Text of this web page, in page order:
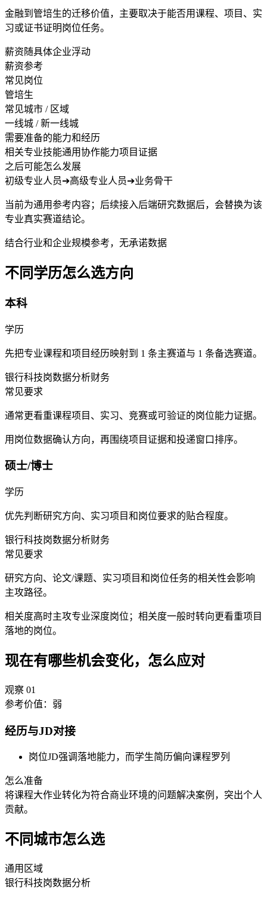
金融到管培生的迁移价值，主要取决于能否用课程、项目、实
习或证书证明岗位任务。
薪资随具体企业浮动
薪资参考
常见岗位
管培生
常见城市 / 区域
一线城 / 新一线城
需要准备的能力和经历
相关专业技能通用协作能力项目证据
之后可能怎么发展
初级专业人员➔高级专业人员➔业务骨干
当前为通用参考内容；后续接入后端研究数据后，会替换为该
专业真实赛道结论。
结合行业和企业规模参考，无承诺数据
不同学历怎么选方向
本科
学历
先把专业课程和项目经历映射到 1 条主赛道与 1 条备选赛道。
银行科技岗数据分析财务
常见要求
通常更看重课程项目、实习、竞赛或可验证的岗位能力证据。
用岗位数据确认方向，再围绕项目证据和投递窗口排序。
硕士/博士
学历
优先判断研究方向、实习项目和岗位要求的贴合程度。
银行科技岗数据分析财务
常见要求
研究方向、论文/课题、实习项目和岗位任务的相关性会影响
主攻路径。
相关度高时主攻专业深度岗位；相关度一般时转向更看重项目
落地的岗位。
现在有哪些机会变化，怎么应对
观察 01
参考价值： 弱
经历与JD对接
岗位JD强调落地能力，而学生简历偏向课程罗列
怎么准备
将课程大作业转化为符合商业环境的问题解决案例，突出个人
贡献。
不同城市怎么选
通用区域
银行科技岗数据分析